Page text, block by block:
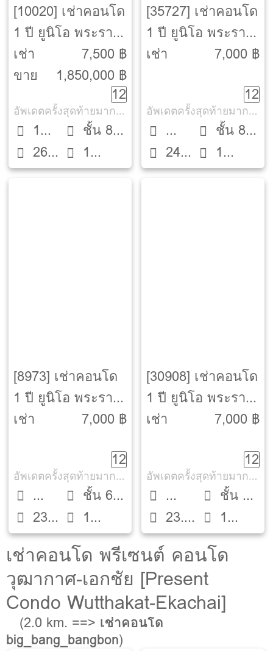
[10020] เช่าคอนโด
1 ปี ยูนิโอ พระราม
2-ท่าข้าม [Unio
Rama 2-Thakham]
เช่า
7,500 ฿
ขาย
1,850,000 ฿
12
อัพเดตครั้งสุดท้ายมากกว่า 30 วัน
1
Bed26
ตรม.
ชั้น 8
ตึก A
1
ห้องน้ำ
[35727] เช่าคอนโด
1 ปี ยูนิโอ พระราม
2-ท่าข้าม [Unio
เช่า
7,000 ฿
12
อัพเดตครั้งสุดท้ายมากกว่า 30 วัน
Studio
24
ตรม.
ชั้น 8
ตึก B
1
ห้องน้ำ
[8973] เช่าคอนโด
1 ปี ยูนิโอ พระราม
2-ท่าข้าม [Unio
เช่า
7,000 ฿
12
อัพเดตครั้งสุดท้ายมากกว่า 30 วัน
Studio
23
ตรม.
ชั้น 6
ตึก C
1
ห้องน้ำ
[30908] เช่าคอนโด
1 ปี ยูนิโอ พระราม
2-ท่าข้าม [Unio
เช่า
7,000 ฿
12
อัพเดตครั้งสุดท้ายมากกว่า 30 วัน
Studio
23.5
ตรม.
ชั้น 8
ตึก C
1
ห้องน้ำ
เช่าคอนโด พรีเซนต์ คอนโด
วุฒากาศ-เอกชัย [Present
Condo Wutthakat-Ekachai]
(2.0 km. ==> เช่าคอนโด
big_bang_bangbon)